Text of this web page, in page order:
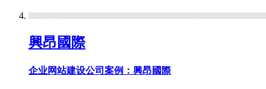
興昂國際
企业网站建设公司案例：興昂國際